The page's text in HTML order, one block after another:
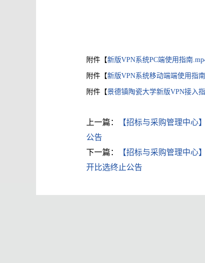
附件【新版VPN系统PC端使用指南
附件【新版VPN系统移动端端使用指
附件【景德镇陶瓷大学新版VPN接入
上一篇：
【招标与采购管理中心
公告
下一篇：
【招标与采购管理中心
开比选终止公告